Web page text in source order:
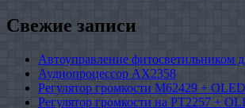
Свежие записи
Автоуправление фитосветильником
Аудиопроцессор AX2358
Регулятор громкости M62429 +
Регулятор громкости на PT2257 +